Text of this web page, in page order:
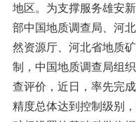
地区。为支撑服务雄安
部中国地质调查局、河
然资源厅、河北省地质
制，中国地质调查局组
查评价，近日，率先完
精度总体达到控制级别